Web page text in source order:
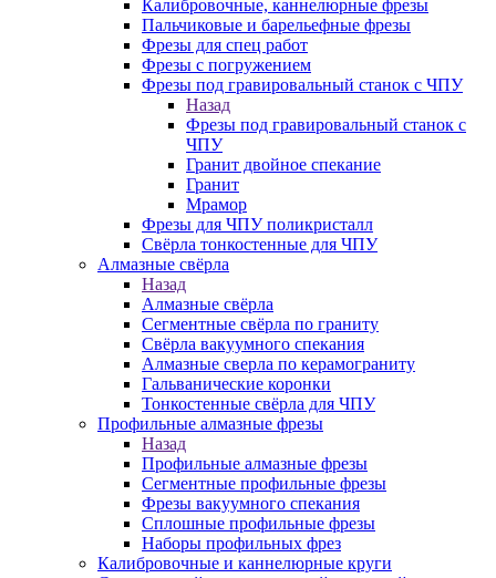
Калибровочные, каннелюрные фрезы
Пальчиковые и барельефные фрезы
Фрезы для спец работ
Фрезы с погружением
Фрезы под гравировальный станок с ЧПУ
Назад
Фрезы под гравировальный станок с
ЧПУ
Гранит двойное спекание
Гранит
Мрамор
Фрезы для ЧПУ поликристалл
Свёрла тонкостенные для ЧПУ
Алмазные свёрла
Назад
Алмазные свёрла
Сегментные свёрла по граниту
Свёрла вакуумного спекания
Алмазные сверла по керамограниту
Гальванические коронки
Тонкостенные свёрла для ЧПУ
Профильные алмазные фрезы
Назад
Профильные алмазные фрезы
Сегментные профильные фрезы
Фрезы вакуумного спекания
Сплошные профильные фрезы
Наборы профильных фрез
Калибровочные и каннелюрные круги